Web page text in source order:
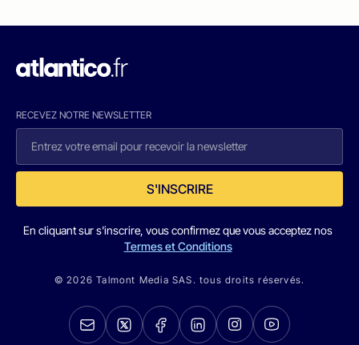
RECEVEZ NOTRE NEWSLETTER
S'INSCRIRE
En cliquant sur s'inscrire, vous confirmez que vous acceptez nos
Termes et Conditions
© 2026 Talmont Media SAS. tous droits réservés.